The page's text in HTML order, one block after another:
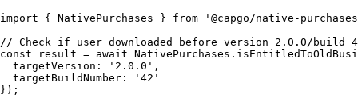
import { NativePurchases } from '@capgo/native-
// Check if user downloaded before version 2.0.0/build
const result = await
  targetVersion: '2.0.0',
  targetBuildNumber: '42'
});